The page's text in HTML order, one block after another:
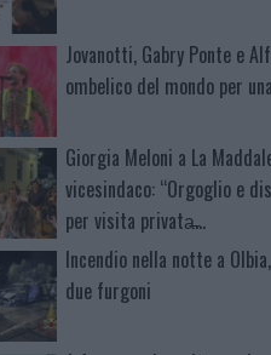
Jovanotti, Gabry Ponte e
ombelico del mondo per
Giorgia Meloni a La
vicesindaco: “Orgoglio e
per visita privata̶…
Incendio nella notte a
due furgoni